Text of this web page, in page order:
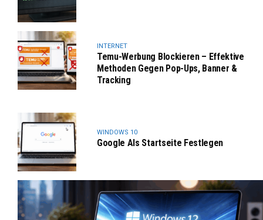
INTERNET
Temu-Werbung Blockieren – Effektive
Methoden Gegen Pop-Ups, Banner &
Tracking
WINDOWS 10
Google Als Startseite Festlegen